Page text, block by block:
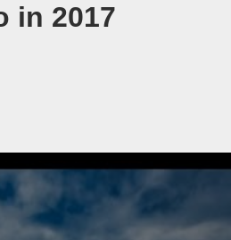
in 2017